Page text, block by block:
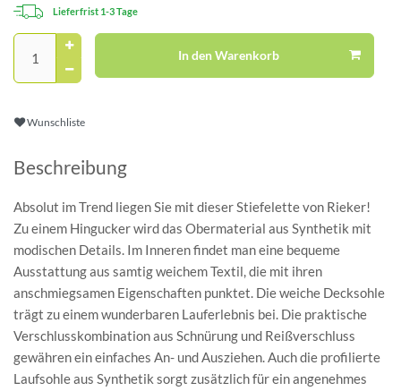
Lieferfrist 1-3 Tage
In den Warenkorb
Wunschliste
Beschreibung
Absolut im Trend liegen Sie mit dieser Stiefelette von Rieker!
Zu einem Hingucker wird das Obermaterial aus Synthetik mit
modischen Details. Im Inneren findet man eine bequeme
Ausstattung aus samtig weichem Textil, die mit ihren
anschmiegsamen Eigenschaften punktet. Die weiche Decksohle
trägt zu einem wunderbaren Lauferlebnis bei. Die praktische
Verschlusskombination aus Schnürung und Reißverschluss
gewähren ein einfaches An- und Ausziehen. Auch die profilierte
Laufsohle aus Synthetik sorgt zusätzlich für ein angenehmes